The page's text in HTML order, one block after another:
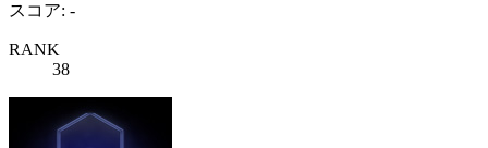
スコア: -
RANK
38